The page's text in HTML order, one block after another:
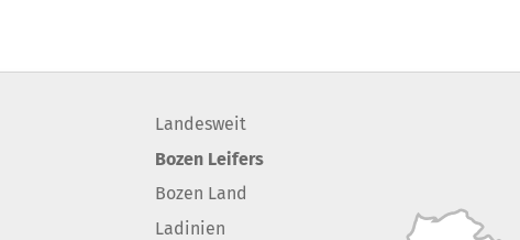
Landesweit
Bozen Leifers
Bozen Land
Ladinien